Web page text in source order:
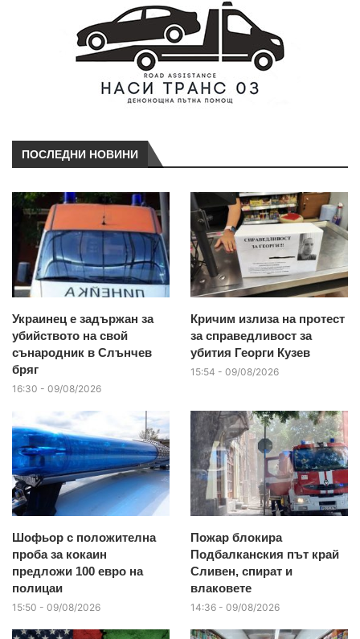
ПОСЛЕДНИ НОВИНИ
Украинец е задържан за
убийството на свой
сънародник в Слънчев
бряг
16:30 - 09/08/2026
Кричим излиза на протест
за справедливост за
убития Георги Кузев
15:54 - 09/08/2026
Шофьор с положителна
проба за кокаин
предложи 100 евро на
полицаи
15:50 - 09/08/2026
Пожар блокира
Подбалканския път край
Сливен, спират и
влаковете
14:36 - 09/08/2026